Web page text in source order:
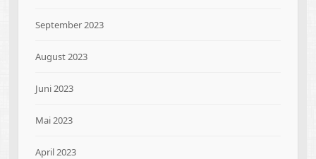
September 2023
August 2023
Juni 2023
Mai 2023
April 2023